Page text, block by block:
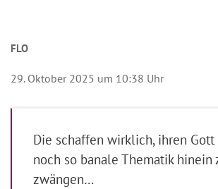
FLO
29. Oktober 2025 um 10:38 Uhr
Die schaffen wirklich, ihren
noch so banale Thematik hinein
zwängen…